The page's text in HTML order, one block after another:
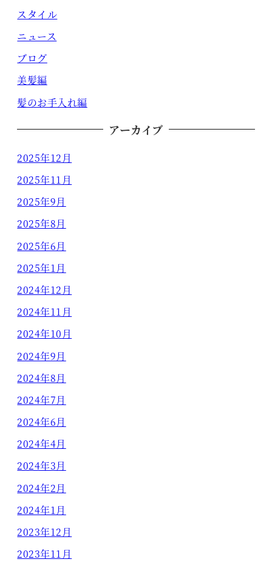
スタイル
ニュース
ブログ
美髪編
髪のお手入れ編
アーカイブ
2025年12月
2025年11月
2025年9月
2025年8月
2025年6月
2025年1月
2024年12月
2024年11月
2024年10月
2024年9月
2024年8月
2024年7月
2024年6月
2024年4月
2024年3月
2024年2月
2024年1月
2023年12月
2023年11月